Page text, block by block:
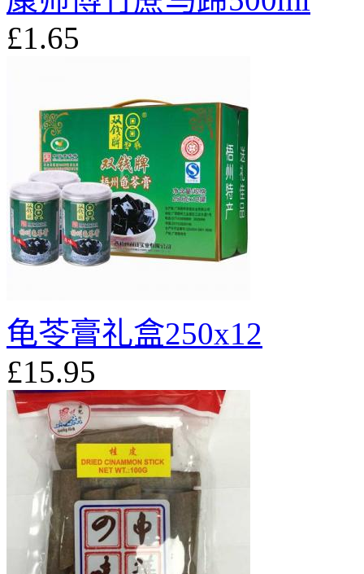
£1.65
龟苓膏礼盒250x12
£15.95